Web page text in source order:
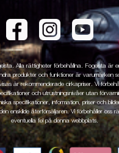
Alla rättigheter förbehållna. Fogelsta är
produkter och funktioner är varumärken
är rekommenderade cirkapriser. Vi
och utrustningsnivåer utan
specifikationer, information, priser och
enskilde återförsäljaren. Vi förbehåller oss
eventuella fel på denna webbplats.